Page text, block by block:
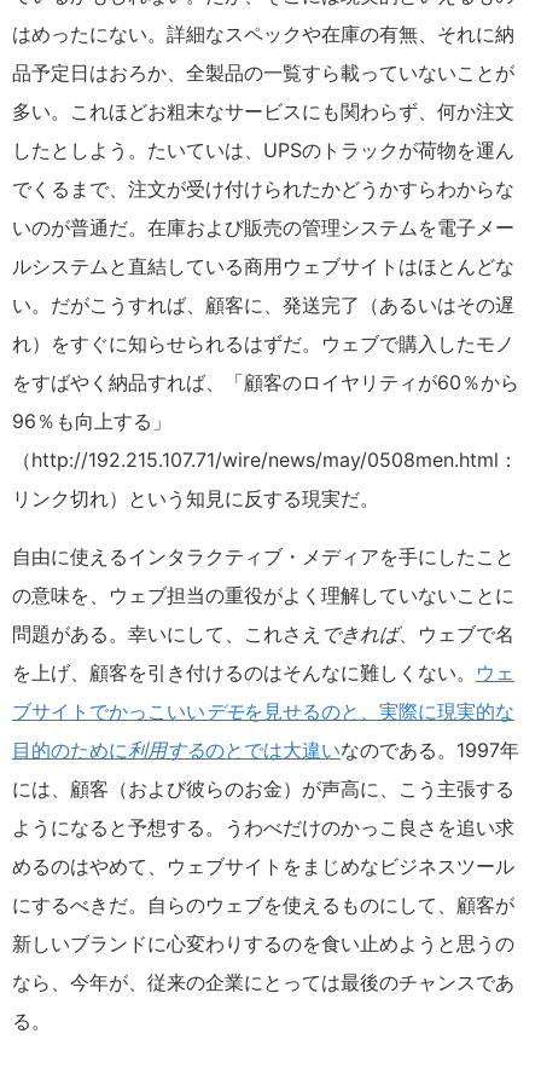
はめったにない。詳細なスペックや在庫の有無、それに納
品予定日はおろか、全製品の一覧すら載っていないことが
多い。これほどお粗末なサービスにも関わらず、何か注文
したとしよう。たいていは、UPSのトラックが荷物を運ん
でくるまで、注文が受け付けられたかどうかすらわからな
いのが普通だ。在庫および販売の管理システムを電子メー
ルシステムと直結している商用ウェブサイトはほとんどな
い。だがこうすれば、顧客に、発送完了（あるいはその遅
れ）をすぐに知らせられるはずだ。ウェブで購入したモノ
をすばやく納品すれば、「顧客のロイヤリティが60％から
96％も向上する」
（http://192.215.107.71/wire/news/may/0508men.html：
リンク切れ）という知見に反する現実だ。
自由に使えるインタラクティブ・メディアを手にしたこと
の意味を、ウェブ担当の重役がよく理解していないことに
問題がある。幸いにして、これさえ できれば、ウェブで名
を上げ、顧客を引き付けるのはそんなに難しくない。 ウェ
ブサイトでかっこいいデモを見せるのと、実際に現実的な
目的のために利用するのとでは大違いなのである。1997年
には、顧客（および彼らのお金）が声高に、こう主張する
ようになると予想する。うわべだけのかっこ良さを追い求
めるのはやめて、ウェブサイトをまじめなビジネスツール
にするべきだ。自らのウェブを使えるものにして、顧客が
新しいブランドに心変わりするのを食い止めようと思うの
なら、今年が、従来の企業にとっては最後のチャンスであ
る。